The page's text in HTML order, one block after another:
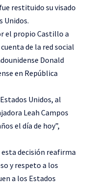
restituido su visado
Unidos.
el propio Castillo a
de la red social
Donald
en República
Unidos, al
Leah Campos
el día de hoy”,
decisión reafirma
y respeto a los
a los Estados